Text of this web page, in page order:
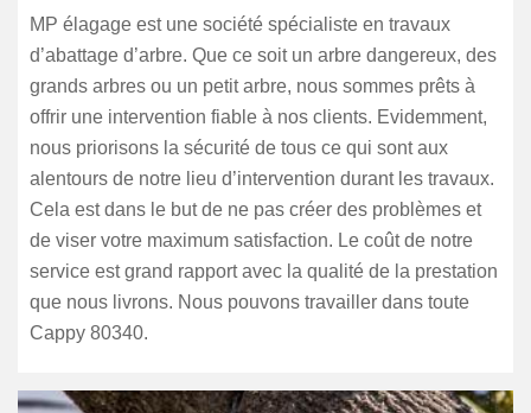
MP élagage est une société spécialiste en travaux
d’abattage d’arbre. Que ce soit un arbre dangereux, des
grands arbres ou un petit arbre, nous sommes prêts à
offrir une intervention fiable à nos clients. Evidemment,
nous priorisons la sécurité de tous ce qui sont aux
alentours de notre lieu d’intervention durant les travaux.
Cela est dans le but de ne pas créer des problèmes et
de viser votre maximum satisfaction. Le coût de notre
service est grand rapport avec la qualité de la prestation
que nous livrons. Nous pouvons travailler dans toute
Cappy 80340.